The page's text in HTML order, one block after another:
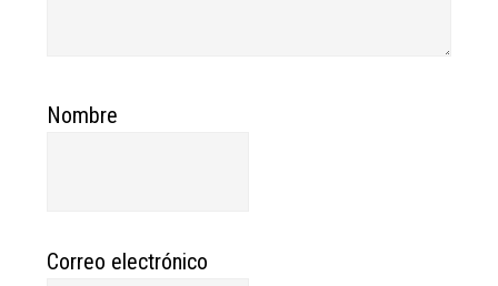
Nombre
Correo electrónico